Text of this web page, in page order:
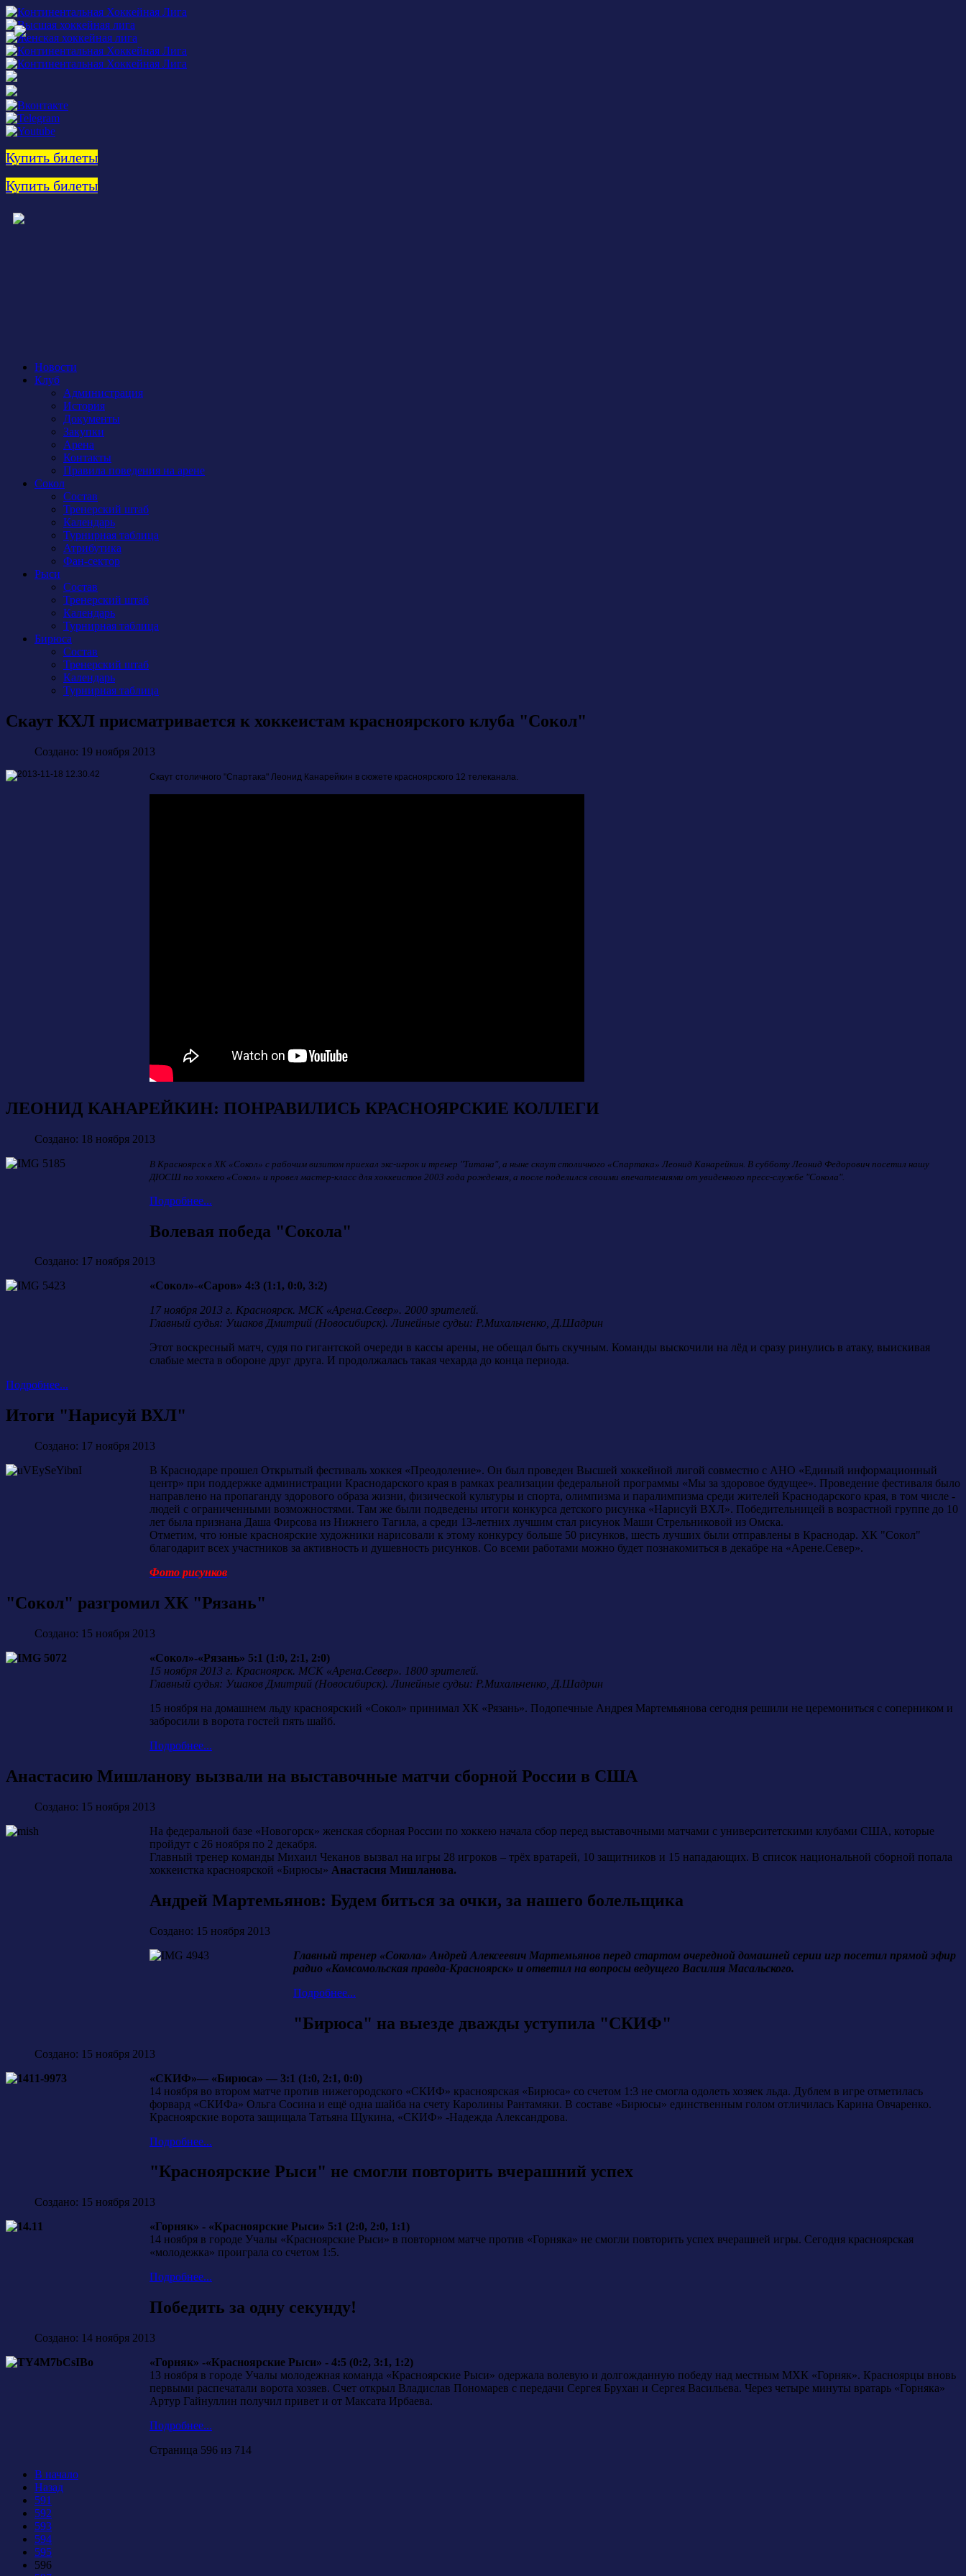
Купить билеты
Купить билеты
Новости
Клуб
Администрация
История
Документы
Закупки
Арена
Контакты
Правила поведения на арене
Сокол
Состав
Тренерский штаб
Календарь
Турнирная таблица
Атрибутика
Фан-сектор
Рыси
Состав
Тренерский штаб
Календарь
Турнирная таблица
Бирюса
Состав
Тренерский штаб
Календарь
Турнирная таблица
Скаут КХЛ присматривается к хоккеистам красноярского клуба "Сокол"
Создано: 19 ноября 2013
Скаут столичного "Спартака" Леонид Канарейкин в сюжете красноярского 12 телеканала.
ЛЕОНИД КАНАРЕЙКИН: ПОНРАВИЛИСЬ КРАСНОЯРСКИЕ КОЛЛЕГИ
Создано: 18 ноября 2013
В Красноярск в ХК «Сокол» с рабочим визитом приехал экс-игрок и тренер "Титана", а ныне скаут столичного «Спартака» Леонид Канарейкин. В субботу Леонид Федорович посетил нашу
ДЮСШ по хоккею «Сокол» и провел мастер-класс для хоккеистов 2003 года рождения, а после поделился своими впечатлениями от увиденного пресс-службе "Сокола".
Подробнее...
Волевая победа "Сокола"
Создано: 17 ноября 2013
«Сокол»-«Саров» 4:3 (1:1, 0:0, 3:2)
17 ноября 2013 г. Красноярск. МСК «Арена.Север». 2000 зрителей.
Главный судья: Ушаков Дмитрий (Новосибирск). Линейные судьи: Р.Михальченко, Д.Шадрин
Этот воскресный матч, судя по гигантской очереди в кассы арены, не обещал быть скучным. Команды выскочили на лёд и сразу ринулись в атаку, выискивая
слабые места в обороне друг друга. И продолжалась такая чехарда до конца периода.
Подробнее...
Итоги "Нарисуй ВХЛ"
Создано: 17 ноября 2013
В Краснодаре прошел Открытый фестиваль хоккея «Преодоление». Он был проведен Высшей хоккейной лигой совместно с АНО «Единый информационный
центр» при поддержке администрации Краснодарского края в рамках реализации федеральной программы «Мы за здоровое будущее». Проведение фестиваля было
направлено на пропаганду здорового образа жизни, физической культуры и спорта, олимпизма и паралимпизма среди жителей Краснодарского края, в том числе -
людей с ограниченными возможностями. Там же были подведены итоги конкурса детского рисунка «Нарисуй ВХЛ». Победительницей в возрастной группе до 10
лет была признана Даша Фирсова из Нижнего Тагила, а среди 13-летних лучшим стал рисунок Маши Стрельниковой из Омска.
Отметим, что юные красноярские художники нарисовали к этому конкурсу больше 50 рисунков, шесть лучших были отправлены в Краснодар. ХК "Сокол"
благодарит всех участников за активность и душевность рисунков. Со всеми работами можно будет познакомиться в декабре на «Арене.Север».
Фото рисунков
"Сокол" разгромил ХК "Рязань"
Создано: 15 ноября 2013
«Сокол»-«Рязань» 5:1 (1:0, 2:1, 2:0)
15 ноября 2013 г. Красноярск. МСК «Арена.Север». 1800 зрителей.
Главный судья: Ушаков Дмитрий (Новосибирск). Линейные судьи: Р.Михальченко, Д.Шадрин
15 ноября на домашнем льду красноярский «Сокол» принимал ХК «Рязань». Подопечные Андрея Мартемьянова сегодня решили не церемониться с соперником и
забросили в ворота гостей пять шайб.
Подробнее...
Анастасию Мишланову вызвали на выставочные матчи сборной России в США
Создано: 15 ноября 2013
На федеральной базе «Новогорск» женская сборная России по хоккею начала сбор перед выставочными матчами с университетскими клубами США, которые
пройдут с 26 ноября по 2 декабря.
Главный тренер команды Михаил Чеканов вызвал на игры 28 игроков – трёх вратарей, 10 защитников и 15 нападающих. В список национальной сборной попала
хоккеистка красноярской «Бирюсы» Анастасия Мишланова.
Андрей Мартемьянов: Будем биться за очки, за нашего болельщика
Создано: 15 ноября 2013
Главный тренер «Сокола» Андрей Алексеевич Мартемьянов перед стартом очередной домашней серии игр посетил прямой эфир
радио «Комсомольская правда-Красноярск» и ответил на вопросы ведущего Василия Масальского.
Подробнее...
"Бирюса" на выезде дважды уступила "СКИФ"
Создано: 15 ноября 2013
«СКИФ»— «Бирюса» — 3:1 (1:0, 2:1, 0:0)
14 ноября во втором матче против нижегородского «СКИФ» красноярская «Бирюса» со счетом 1:3 не смогла одолеть хозяек льда. Дублем в игре отметилась
форвард «СКИФа» Ольга Сосина и ещё одна шайба на счету Каролины Рантамяки. В составе «Бирюсы» единственным голом отличилась Карина Овчаренко.
Красноярские ворота защищала Татьяна Щукина, «СКИФ» -Надежда Александрова.
Подробнее...
"Красноярские Рыси" не смогли повторить вчерашний успех
Создано: 15 ноября 2013
«Горняк» - «Красноярские Рыси» 5:1 (2:0, 2:0, 1:1)
14 ноября в городе Учалы «Красноярские Рыси» в повторном матче против «Горняка» не смогли повторить успех вчерашней игры. Сегодня красноярская
«молодежка» проиграла со счетом 1:5.
Подробнее...
Победить за одну секунду!
Создано: 14 ноября 2013
«Горняк» -«Красноярские Рыси» - 4:5 (0:2, 3:1, 1:2)
13 ноября в городе Учалы молодежная команда «Красноярские Рыси» одержала волевую и долгожданную победу над местным МХК «Горняк». Красноярцы вновь
первыми распечатали ворота хозяев. Счет открыл Владислав Пономарев с передачи Сергея Брухан и Сергея Васильева. Через четыре минуты вратарь «Горняка»
Артур Гайнуллин получил привет и от Максата Ирбаева.
Подробнее...
Страница 596 из 714
В начало
Назад
591
592
593
594
595
596